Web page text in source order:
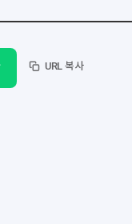
URL 복사